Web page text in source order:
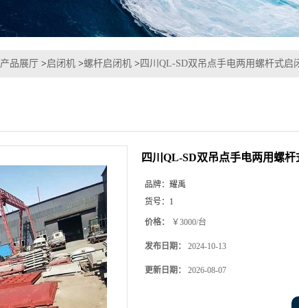
产品展厅 >启闭机 >螺杆启闭机 > 四川QL-SD双吊点手电两用螺杆式启
四川QL-SD双吊点手电两用螺杆
品牌： 耀禹
货号： 1
价格： ￥3000/台
发布日期： 2024-10-13
更新日期： 2026-08-07